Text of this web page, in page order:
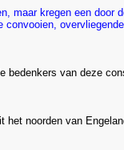
maar kregen een door
convooien,
bedenkers van deze
het noorden van